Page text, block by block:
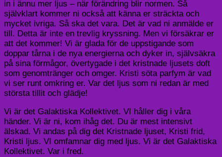
in i ännu mer ljus – när förändring blir normen. Så
självklart kommer ni också att känna er sträckta och
mycket ivriga. Så ska det vara. Det är vad ni anmälde er
till. Detta är inte en trevlig kryssning. Men vi försäkrar er
att det kommer! Vi är glada för de uppstigande som
doppar tårna i de nya energierna och dyker in, självsäkra
på sina förmågor, övertygade i det kristnade ljusets doft
som genomtränger och omger. Kristi söta parfym är vad
vi ser runt omkring er. Var det ljus som ni redan är med
största tillit och glädje!
Vi är det Galaktiska Kollektivet. VI håller dig i våra
händer. Vi är ni, kom ihåg det. Du är mest intensivt
älskad. Vi andas på dig det Kristnade ljuset, Kristi frid,
Kristi ljus. VI omfamnar dig med ljus. Vi är det Galaktiska
Kollektivet. Var i fred.